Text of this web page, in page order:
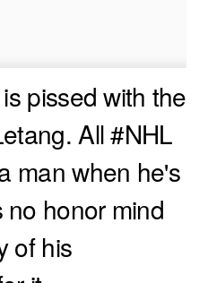
pissed with the
All#NHL
man when he's
honor mind
of his